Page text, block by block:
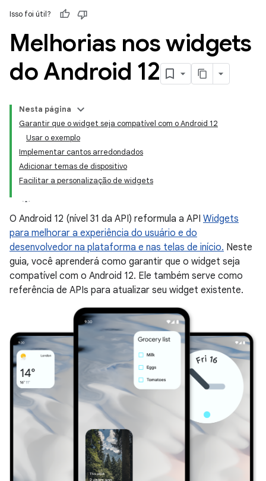
Isso foi útil?
Melhorias nos widgets
do Android 12
Nesta página
Garantir que o widget seja compatível com o Android 12
Usar o exemplo
Implementar cantos arredondados
Adicionar temas de dispositivo
Facilitar a personalização de widgets
O Android 12 (nível 31 da API) reformula a API Widgets
para melhorar a experiência do usuário e do
desenvolvedor na plataforma e nas telas de início. Neste
guia, você aprenderá como garantir que o widget seja
compatível com o Android 12. Ele também serve como
referência de APIs para atualizar seu widget existente.